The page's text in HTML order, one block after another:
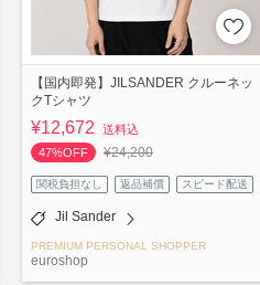
【国内即発】JILSANDER クルーネッ
クTシャツ
¥12,672
送料込
47%OFF
¥24,200
関税負担なし 返品補償 スピード配送
Jil Sander
PREMIUM PERSONAL SHOPPER
euroshop